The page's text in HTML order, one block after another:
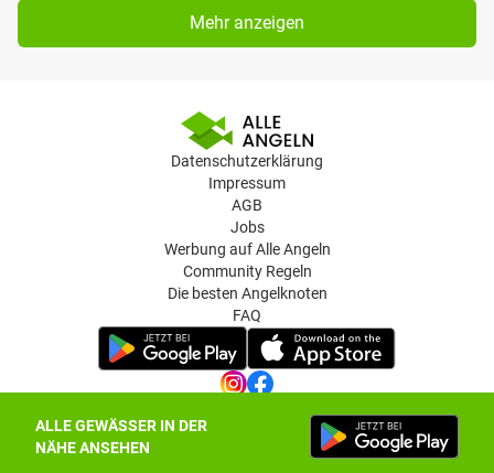
ALLE GEWÄSSER IN DER
NÄHE ANSEHEN
Mehr anzeigen
Datenschutzerklärung
Impressum
AGB
Jobs
Werbung auf Alle Angeln
Community Regeln
Die besten Angelknoten
FAQ
Datenschutz-Einstellungen